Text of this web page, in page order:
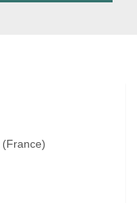
(France)